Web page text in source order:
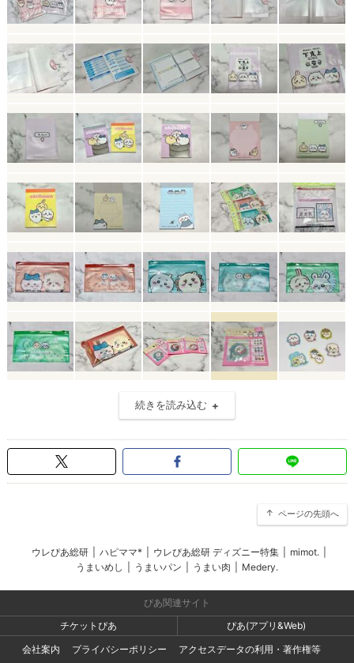
続きを読み込む
ページの先頭へ
ウレぴあ総研 ハピママ* ウレぴあ総研 ディズニー特集 mimot.
うまいめし
うまいパン うまい肉 Medery.
ぴあ関連サイト
チケットぴあ
ぴあ(アプリ&Web)
会社案内
プライバシーポリシー
アクセスデータの利用・著作権等